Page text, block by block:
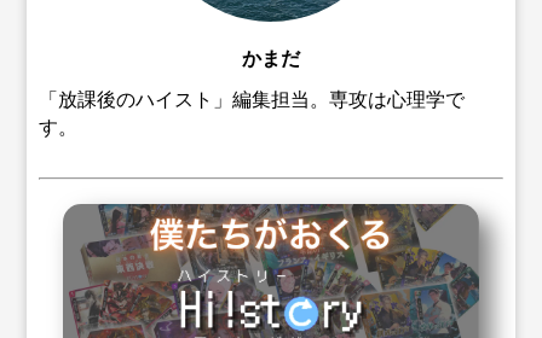
かまだ
「放課後のハイスト」編集担当。専攻は心理学で
す。